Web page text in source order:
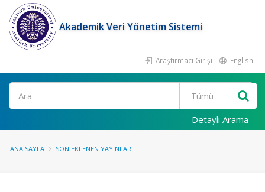
Akademik Veri Yönetim Sistemi
Araştırmacı Girişi English
Ara
Detaylı Arama
ANA SAYFA SON EKLENEN YAYINLAR